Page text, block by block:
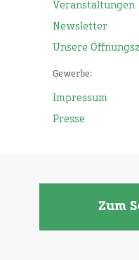
Veranstaltungen
Newsletter
Unsere
Gewerbe:
Impressum
Presse
Zum